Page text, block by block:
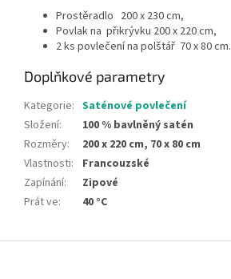
Prostěradlo 200 x 230 cm,
Povlak na přikrývku 200 x 220 cm,
2 ks povlečení na polštář 70 x 80 cm.
Doplňkové parametry
Kategorie: Saténové povlečení
Složení:
100 % bavlněný satén
Rozměry:
200 x 220 cm, 70 x 80 cm
Vlastnosti:
Francouzské
Zapínání:
Zipové
Prát ve: 40 °C